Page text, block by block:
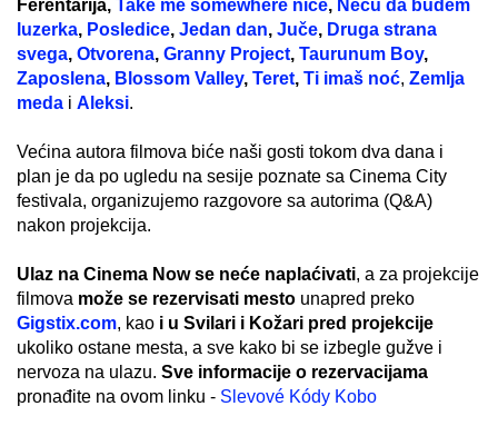
Ferentarija, Take me somewhere nice, Neću da budem
luzerka, Posledice, Jedan dan, Juče, Druga strana
svega, Otvorena, Granny Project, Taurunum Boy,
Zaposlena, Blossom Valley, Teret, Ti imaš noć, Zemlja
meda i Aleksi.
Većina autora filmova biće naši gosti tokom dva dana i
plan je da po ugledu na sesije poznate sa Cinema City
festivala, organizujemo razgovore sa autorima (Q&A)
nakon projekcija.
Ulaz na Cinema Now se neće naplaćivati, a za projekcije
filmova može se rezervisati mesto unapred preko
Gigstix.com, kao i u Svilari i Kožari pred projekcije
ukoliko ostane mesta, a sve kako bi se izbegle gužve i
nervoza na ulazu. Sve informacije o rezervacijama
pronađite na ovom linku - Slevové Kódy Kobo